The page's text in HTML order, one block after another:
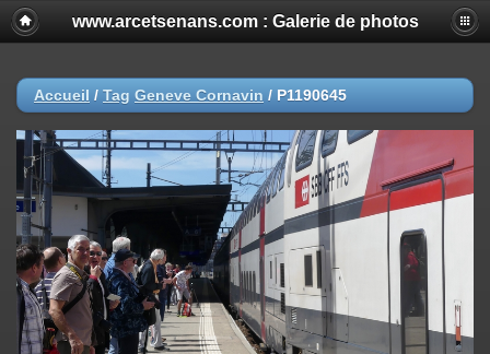
www.arcetsenans.com : Galerie de photos
Accueil / Tag Geneve Cornavin / P1190645